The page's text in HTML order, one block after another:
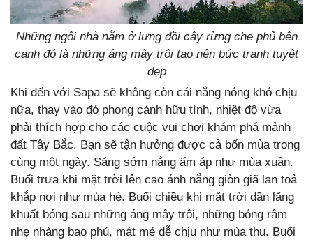
Những ngôi nhà nằm ở lưng đồi cây rừng che phủ bên
cạnh đó là những áng mây trôi tạo nên bức tranh tuyệt
đẹp
Khi đến với Sapa sẽ không còn cái nắng nóng khó chịu
nữa, thay vào đó phong cảnh hữu tình, nhiệt độ vừa
phải thích hợp cho các cuộc vui chơi khám phá mảnh
đất Tây Bắc. Bạn sẽ tận hưởng được cả bốn mùa trong
cùng một ngày. Sáng sớm nắng ấm áp như mùa xuân.
Buổi trưa khi mặt trời lên cao ánh nắng giòn giã lan toả
khắp nơi như mùa hè. Buổi chiều khi mặt trời dần lặng
khuất bóng sau những áng mây trôi, những bóng râm
nhẹ nhàng bao phủ, mát mẻ dễ chịu như mùa thu. Buổi